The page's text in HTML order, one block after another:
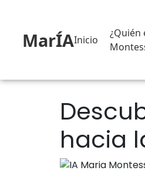
MarÍAInicio
¿Quién
hacia